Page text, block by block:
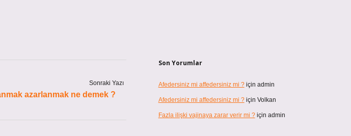
Sonraki Yazı
azarlanmak ne demek ?
Son Yorumlar
Afedersiniz mi affedersiniz mi ?için admin
Afedersiniz mi affedersiniz mi ?için Volkan
Fazla ilişki vajinaya zarar verir mi ?için admin